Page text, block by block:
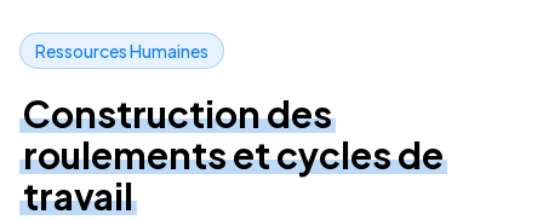
Ressources Humaines
Construction des
roulements et cycles de
travail